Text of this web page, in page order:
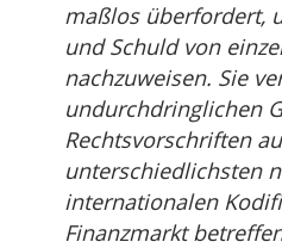
maßlos überfordert,
und Schuld von
nachzuweisen. Sie
undurchdringlichen
Rechtsvorschriften
unterschiedlichsten
internationalen
Finanzmarkt